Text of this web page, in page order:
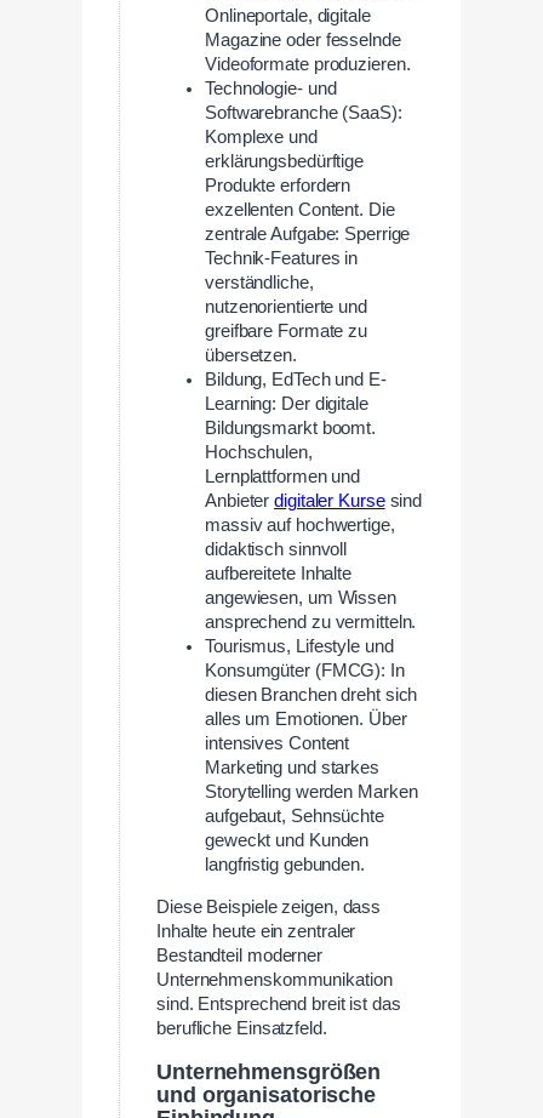
Onlineportale, digitale
Magazine oder fesselnde
Videoformate produzieren.
Technologie- und
Softwarebranche (SaaS):
Komplexe und
erklärungsbedürftige
Produkte erfordern
exzellenten Content. Die
zentrale Aufgabe: Sperrige
Technik-Features in
verständliche,
nutzenorientierte und
greifbare Formate zu
übersetzen.
Bildung, EdTech und E-
Learning: Der digitale
Bildungsmarkt boomt.
Hochschulen,
Lernplattformen und
Anbieterdigitaler Kursesind
massiv auf hochwertige,
didaktisch sinnvoll
aufbereitete Inhalte
angewiesen, um Wissen
ansprechend zu vermitteln.
Tourismus, Lifestyle und
Konsumgüter (FMCG): In
diesen Branchen dreht sich
alles um Emotionen. Über
intensives Content
Marketing und starkes
Storytelling werden Marken
aufgebaut, Sehnsüchte
geweckt und Kunden
langfristig gebunden.
Diese Beispiele zeigen, dass
Inhalte heute ein zentraler
Bestandteil moderner
Unternehmenskommunikation
sind. Entsprechend breit ist das
berufliche Einsatzfeld.
Unternehmensgrößen
und organisatorische